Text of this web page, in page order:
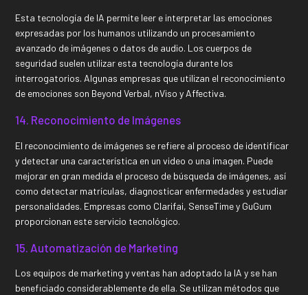
Esta tecnología de IA permite leer e interpretar las emociones
expresadas por los humanos utilizando un procesamiento
avanzado de imágenes o datos de audio. Los cuerpos de
seguridad suelen utilizar esta tecnología durante los
interrogatorios. Algunas empresas que utilizan el reconocimiento
de emociones son Beyond Verbal, nViso y Affectiva.
14. Reconocimiento de Imágenes
El reconocimiento de imágenes se refiere al proceso de identificar
y detectar una característica en un video o una imagen. Puede
mejorar en gran medida el proceso de búsqueda de imágenes, así
como detectar matrículas, diagnosticar enfermedades y estudiar
personalidades. Empresas como Clarifai, SenseTime y GuGum
proporcionan este servicio tecnológico.
15. Automatización de Marketing
Los equipos de marketing y ventas han adoptado la IA y se han
beneficiado considerablemente de ella. Se utilizan métodos que